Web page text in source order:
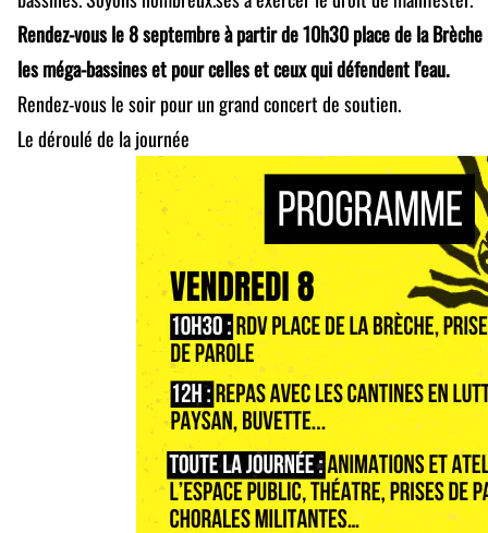
Rendez-vous le 8 septembre à partir de 10h30 place de la
les méga-bassines et pour celles et ceux qui défendent l'eau.
Rendez-vous le soir pour un grand concert de soutien.
Le déroulé de la journée